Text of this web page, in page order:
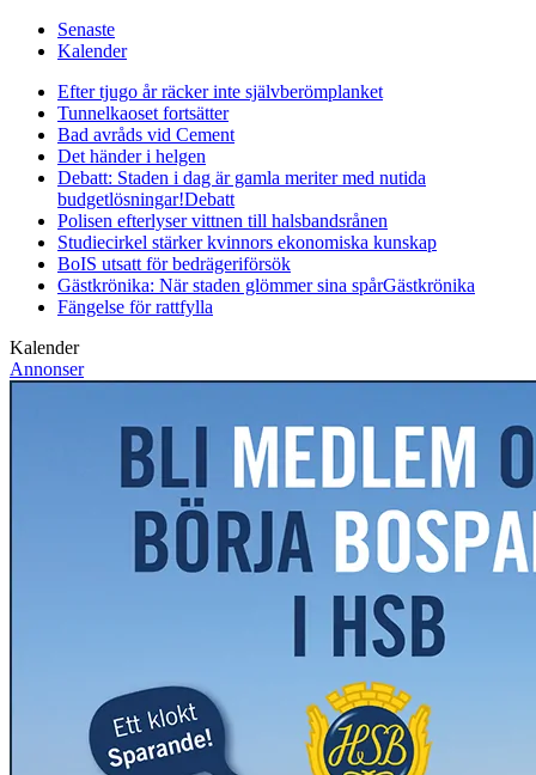
Senaste
Kalender
Efter tjugo år räcker inte självberömplanket
Tunnelkaoset fortsätter
Bad avråds vid Cement
Det händer i helgen
Debatt: Staden i dag är gamla meriter med nutida
budgetlösningar!Debatt
Polisen efterlyser vittnen till halsbandsrånen
Studiecirkel stärker kvinnors ekonomiska kunskap
BoIS utsatt för bedrägeriförsök
Gästkrönika: När staden glömmer sina spårGästkrönika
Fängelse för rattfylla
Kalender
Annonser